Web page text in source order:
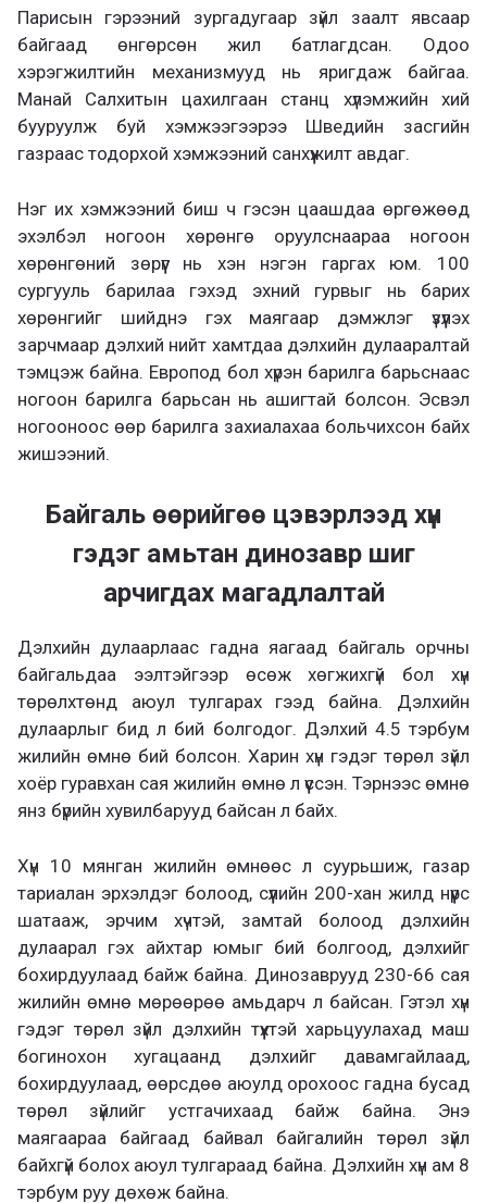
Парисын гэрээний зургадугаар зүйл заалт явсаар
байгаад өнгөрсөн жил батлагдсан. Одоо
хэрэгжилтийн механизмууд нь яригдаж байгаа.
Манай Салхитын цахилгаан станц хүлэмжийн хий
бууруулж буй хэмжээгээрээ Шведийн засгийн
газраас тодорхой хэмжээний санхүүжилт авдаг.
Нэг их хэмжээний биш ч гэсэн цаашдаа өргөжөөд
эхэлбэл ногоон хөрөнгө оруулснаараа ногоон
хөрөнгөний зөрүүг нь хэн нэгэн гаргах юм. 100
сургууль барилаа гэхэд эхний гурвыг нь барих
хөрөнгийг шийднэ гэх маягаар дэмжлэг үзүүлэх
зарчмаар дэлхий нийт хамтдаа дэлхийн дулааралтай
тэмцэж байна. Европод бол хүрэн барилга барьснаас
ногоон барилга барьсан нь ашигтай болсон. Эсвэл
ногооноос өөр барилга захиалахаа больчихсон байх
жишээний.
Байгаль өөрийгөө цэвэрлээд хүн
гэдэг амьтан динозавр шиг
арчигдах магадлалтай
Дэлхийн дулаарлаас гадна яагаад байгаль орчны
байгальдаа ээлтэйгээр өсөж хөгжихгүй бол хүн
төрөлхтөнд аюул тулгарах гээд байна. Дэлхийн
дулаарлыг бид л бий болгодог. Дэлхий 4.5 тэрбум
жилийн өмнө бий болсон. Харин хүн гэдэг төрөл зүйл
хоёр гуравхан сая жилийн өмнө л үүссэн. Тэрнээс өмнө
янз бүрийн хувилбарууд байсан л байх.
Хүн 10 мянган жилийн өмнөөс л суурьшиж, газар
тариалан эрхэлдэг болоод, сүүлийн 200-хан жилд нүүрс
шатааж, эрчим хүчтэй, замтай болоод дэлхийн
дулаарал гэх айхтар юмыг бий болгоод, дэлхийг
бохирдуулаад байж байна. Динозаврууд 230-66 сая
жилийн өмнө мөрөөрөө амьдарч л байсан. Гэтэл хүн
гэдэг төрөл зүйл дэлхийн түүхтэй харьцуулахад маш
богинохон хугацаанд дэлхийг давамгайлаад,
бохирдуулаад, өөрсдөө аюулд орохоос гадна бусад
төрөл зүйлийг устгачихаад байж байна. Энэ
маягаараа байгаад байвал байгалийн төрөл зүйл
байхгүй болох аюул тулгараад байна. Дэлхийн хүн ам 8
тэрбум руу дөхөж байна.